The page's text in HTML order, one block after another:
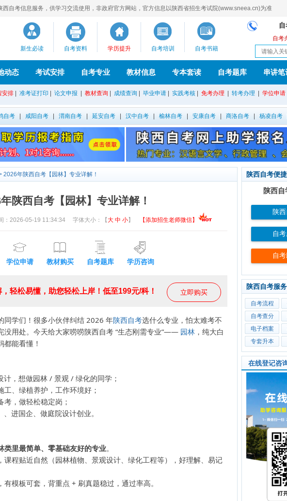
自考信息服务，供学习交流使用，非政府官方网站，官方信息以陕西省招生考试院(www.sneea.cn)为准
新生必读 自考资料 学历提升 自考培训 自考书籍
自
自考
动态 考试安排 自考专业 教材信息 专本套读 自考题库 串讲笔
安排 准考证打印 论文申报 教材查询 成绩查询 毕业申请 实践考核 免考办理 转考办理 学位申请
自考 咸阳自考 渭南自考 延安自考 汉中自考 榆林自考 安康自考 商洛自考 杨凌自考
2026年陕西自考【园林】专业详解！
年陕西自考【园林】专业详解！
：2026-05-19 11:34:34 字体大小：【大 中 小】 【添加招生老师微信】
学位申请 教材购买 自考题库 学历咨询
立即购买
，轻松易懂，助您轻松上岸！低至199元/科！
同学们！很多小伙伴纠结 2026 年陕西自考选什么专业，怕太难考不
没用处。今天给大家唠唠陕西自考 “生态刚需专业”—— 园林 ，纯大白
能看懂！
，想做园林 / 景观 / 绿化的同学；
、绿植养护，工作环境好；
，做轻松稳定岗；
进国企、做庭院设计创业。
类里最简单、零基础友好的专业。
，课程贴近自然（园林植物、景观设计、绿化工程等），好理解、易记
模板可套，背重点 + 刷真题稳过，通过率高。
陕西自考便
陕西
陕
自
自
陕西自考服
自考流程
自考查分
电子档案
专套升本
在线登记咨